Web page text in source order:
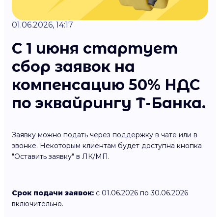
01.06.2026, 14:17
С 1 июня стартует
сбор заявок на
компенсацию 50% НДС
по эквайрингу Т-Банка.
Заявку можно подать через поддержку в чате или в
звонке. Некоторым клиентам будет доступна кнопка
"Оставить заявку" в ЛК/МП.
Срок подачи заявок: с 01.06.2026 по 30.06.2026
включительно.